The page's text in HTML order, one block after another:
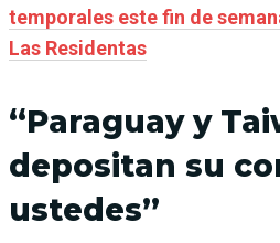
temporales este fin de
Las Residentas
“Paraguay y
depositan su
ustedes”